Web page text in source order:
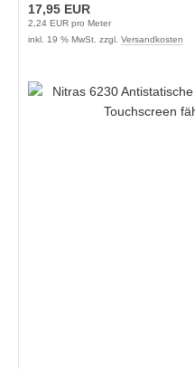
17,95 EUR
2,24 EUR pro Meter
inkl. 19 % MwSt. zzgl. Versandkosten